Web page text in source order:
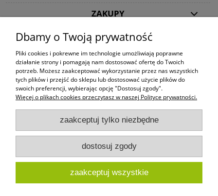
ZAKUPY
POMOC
SKLEPY CYNAMONOWE
Twój sklep z kawą i herbatą
OBSERWUJ NAS
Kawy ziarniste, mielone i w kapsułkach oraz herbaty znanych marek: Dallmayr,
Lavazza, Kimbo, Tchibo, Jacobs, Mövenpick, Davidoff, Segafredo, Starbucks, Dilmah,
Ta strona używa cookies. Szczegółowe informacje w
Korzystając ze strony wyrażasz zgodę na używanie cookie, zgodnie z aktualnymi
Dbamy o Twoją prywatność
Pliki cookies i pokrewne im technologie umożliwiają poprawne
działanie strony i pomagają nam dostosować ofertę do Twoich
potrzeb. Możesz zaakceptować wykorzystanie przez nas wszystkich
tych plików i przejść do sklepu lub dostosować użycie plików do
swoich preferencji, wybierając opcję "Dostosuj zgody".
Więcej o plikach cookies przeczytasz w naszej Polityce prywatności.
zaakceptuj tylko niezbędne
dostosuj zgody
zaakceptuj wszystkie